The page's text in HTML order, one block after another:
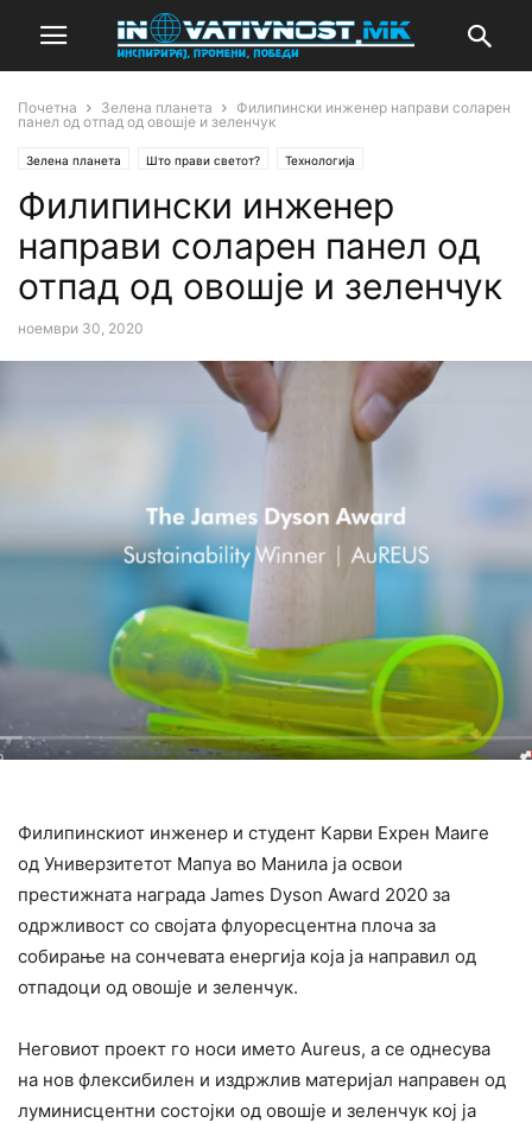
Почетна Зелена планета
Филипински инженер направи соларен
панел од отпад од овошје и зеленчук
Зелена планета Што прави светот? Технологија
Филипински инженер
направи соларен панел од
отпад од овошје и зеленчук
ноември 30, 2020
Филипинскиот инженер и студент Карви Ехрен Маиге
од Универзитетот Мапуа во Манила ја освои
престижната награда James Dyson Award 2020 за
одржливост со својата флуоресцентна плоча за
собирање на сончевата енергија која ја направил од
отпадоци од овошје и зеленчук.
Неговиот проект го носи името Aureus, а се однесува
на нов флексибилен и издржлив материјал направен од
луминисцентни состојки од овошје и зеленчук кој ја